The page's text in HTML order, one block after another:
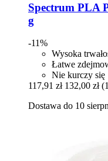
Spectrum PLA
g
-11%
Wysoka
Łatwe
Nie kurczy się
117,91 zł 132,00 zł
Dostawa do 10